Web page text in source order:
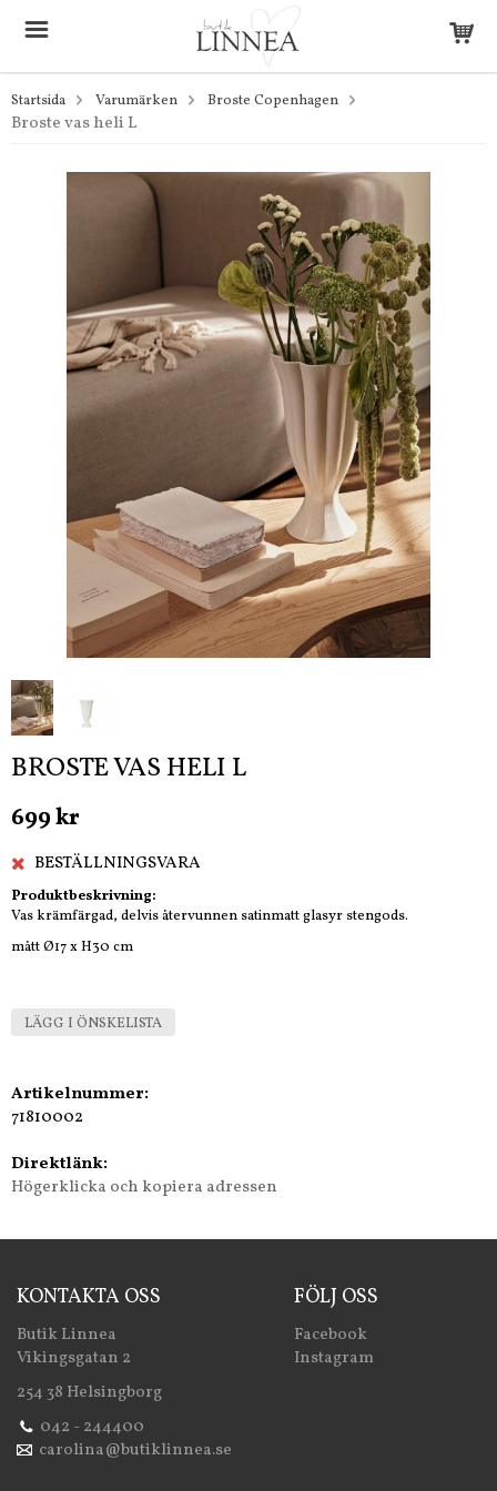
Startsida Varumärken Broste Copenhagen
Broste vas heli L
BROSTE VAS HELI L
699 kr
BESTÄLLNINGSVARA
Produktbeskrivning:
Vas krämfärgad, delvis återvunnen satinmatt glasyr stengods.
mått Ø17 x H30 cm
LÄGG I ÖNSKELISTA
Artikelnummer:
71810002
Direktlänk:
Högerklicka och kopiera adressen
KONTAKTA OSS
Butik Linnea
Vikingsgatan 2
254 38 Helsingborg
042 - 244400
carolina@butiklinnea.se
FÖLJ OSS
Facebook
Instagram